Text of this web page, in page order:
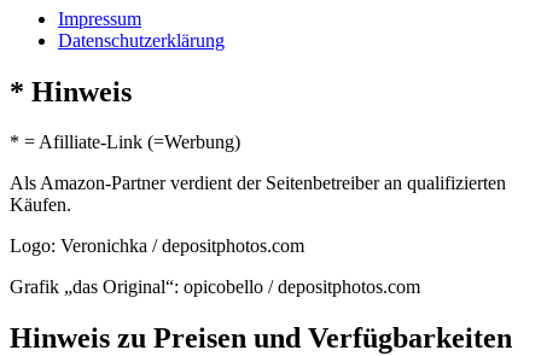
Impressum
Datenschutzerklärung
* Hinweis
* = Afilliate-Link (=Werbung)
Als Amazon-Partner verdient der Seitenbetreiber an qualifizierten
Käufen.
Logo: Veronichka / depositphotos.com
Grafik „das Original“: opicobello / depositphotos.com
Hinweis zu Preisen und Verfügbarkeiten